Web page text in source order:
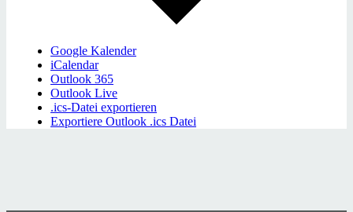
Google Kalender
iCalendar
Outlook 365
Outlook Live
.ics-Datei exportieren
Exportiere Outlook .ics Datei